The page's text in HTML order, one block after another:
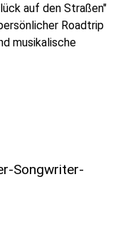
auf den Straßen"
Roadtrip
musikalische
Songwriter-